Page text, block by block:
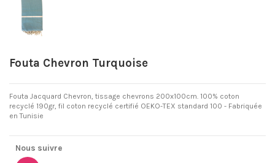
Fouta Chevron Turquoise
Fouta Jacquard Chevron, tissage chevrons 200x100cm. 100% coton
recyclé 190gr, fil coton recyclé certifié OEKO-TEX standard 100 - Fabriquée
en Tunisie
Nous suivre